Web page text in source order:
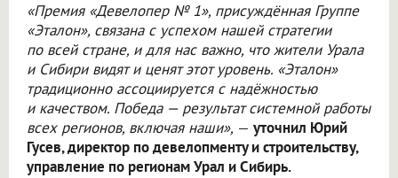
«Премия «Девелопер № 1», присуждённая Группе
«Эталон», связана с успехом нашей стратегии
по всей стране, и для нас важно, что жители Урала
и Сибири видят и ценят этот уровень. «Эталон»
традиционно ассоциируется с надёжностью
и качеством. Победа — результат системной работы
всех регионов, включая наши», — уточнил Юрий
Гусев, директор по девелопменту и строительству,
управление по регионам Урал и Сибирь.